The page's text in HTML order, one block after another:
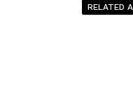
RELATED